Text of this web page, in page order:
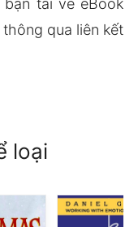
bạn tải về eBook
qua liên kết
loại